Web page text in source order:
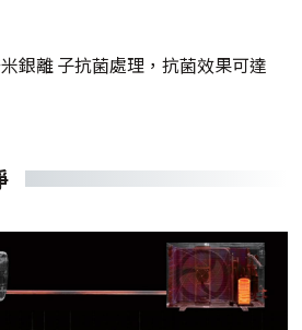
銀離 子抗菌處理，抗菌效果可達